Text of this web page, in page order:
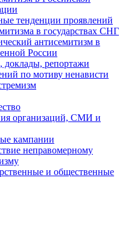
тенденции проявлений
в государствах СНГ
антисемитизм в
России
доклады, репортажи
по мотиву ненависти
организаций, СМИ и
кампании
неправомерному
и общественные